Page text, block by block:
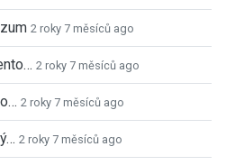
2 roky 7 měsíců ago
2 roky 7 měsíců ago
2 roky 7 měsíců ago
2 roky 7 měsíců ago